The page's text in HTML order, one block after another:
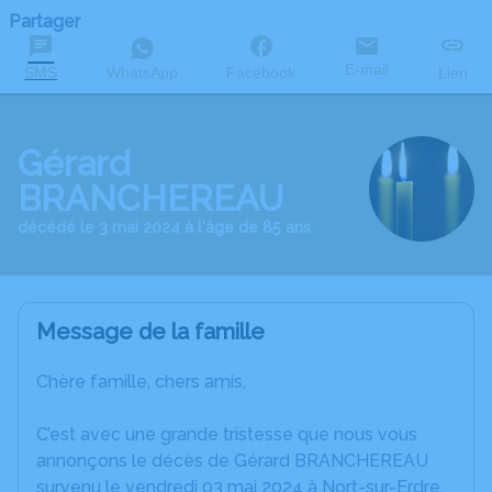
Partager
SMS WhatsApp Facebook E-mail Lien
Gérard
BRANCHEREAU
décédé le 3 mai 2024 à l'âge de 85 ans
Message de la famille
Chère famille, chers amis,
C’est avec une grande tristesse que nous vous
annonçons le décès de Gérard BRANCHEREAU
survenu le vendredi 03 mai 2024 à Nort-sur-Erdre.